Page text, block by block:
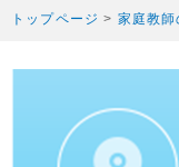
トップページ > 家庭教師